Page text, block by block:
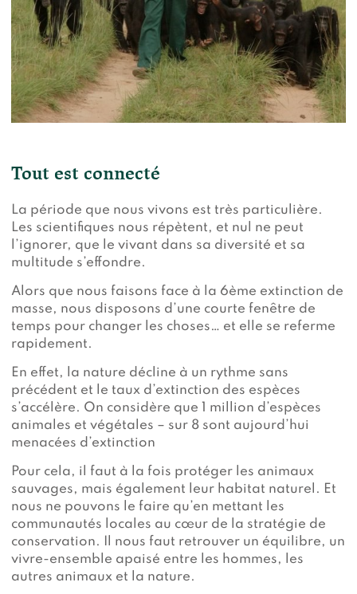
Tout est connecté
La période que nous vivons est très particulière.
Les scientifiques nous répètent, et nul ne peut
l’ignorer, que le vivant dans sa diversité et sa
multitude s’effondre.
Alors que nous faisons face à la 6ème extinction de
masse, nous disposons d’une courte fenêtre de
temps pour changer les choses… et elle se referme
rapidement.
En effet, la nature décline à un rythme sans
précédent et le taux d’extinction des espèces
s’accélère. On considère que 1 million d’espèces
animales et végétales – sur 8 sont aujourd’hui
menacées d’extinction
Pour cela, il faut à la fois protéger les animaux
sauvages, mais également leur habitat naturel. Et
nous ne pouvons le faire qu’en mettant les
communautés locales au cœur de la stratégie de
conservation. Il nous faut retrouver un équilibre, un
vivre-ensemble apaisé entre les hommes, les
autres animaux et la nature.